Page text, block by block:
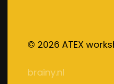
© 2026 ATEX
brainy.nl